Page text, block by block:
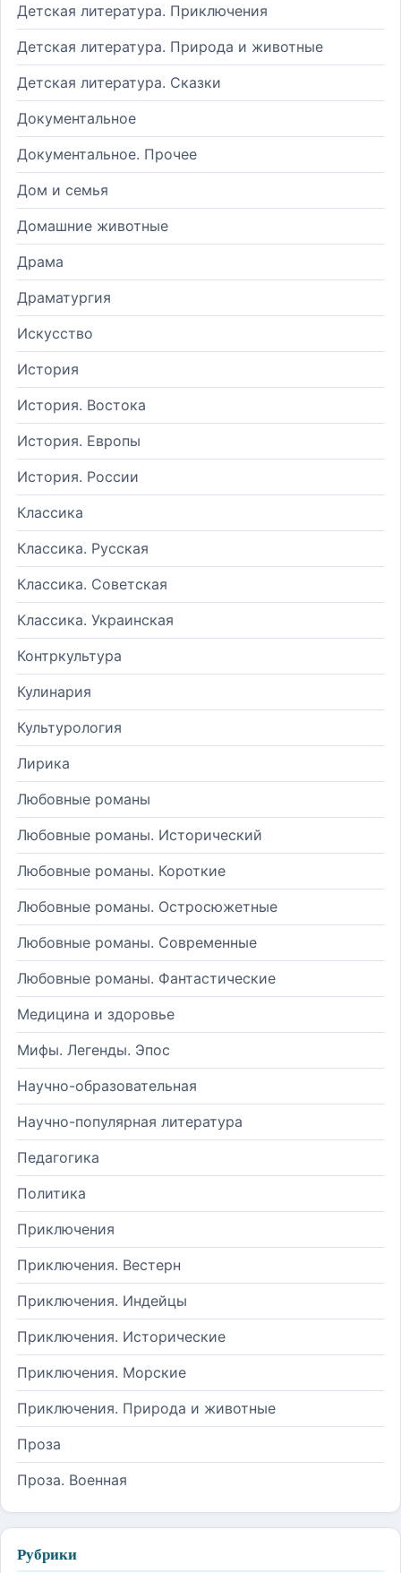
Детская литература. Приключения
Детская литература. Природа и животные
Детская литература. Сказки
Документальное
Документальное. Прочее
Дом и семья
Домашние животные
Драма
Драматургия
Искусство
История
История. Востока
История. Европы
История. России
Классика
Классика. Русская
Классика. Советская
Классика. Украинская
Контркультура
Кулинария
Культурология
Лирика
Любовные романы
Любовные романы. Исторический
Любовные романы. Короткие
Любовные романы. Остросюжетные
Любовные романы. Современные
Любовные романы. Фантастические
Медицина и здоровье
Мифы. Легенды. Эпос
Научно-образовательная
Научно-популярная литература
Педагогика
Политика
Приключения
Приключения. Вестерн
Приключения. Индейцы
Приключения. Исторические
Приключения. Морские
Приключения. Природа и животные
Проза
Проза. Военная
Рубрики